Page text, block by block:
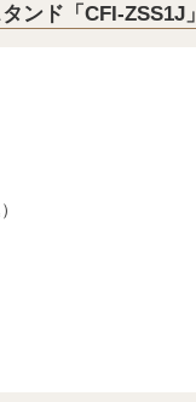
ンド「CFI-ZSS1J」